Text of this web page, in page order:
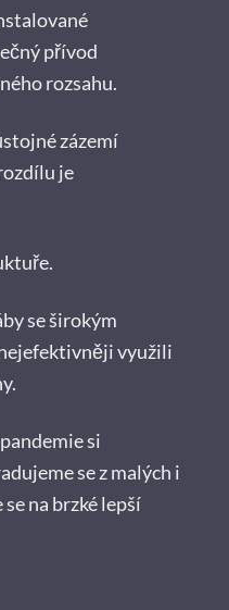
přívod
rozsahu.
zázemí
je
se širokým
využili
si
se z malých i
na brzké lepší